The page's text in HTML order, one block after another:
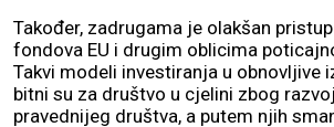
Također, zadrugama je olakšan
fondova EU i drugim oblicima
Takvi modeli investiranja u obnovljive
bitni su za društvo u cjelini zbog
pravednijeg društva, a putem njih